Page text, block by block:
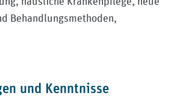
Behandlungsmethoden,
und Kenntnisse